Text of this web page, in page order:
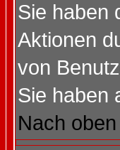
Sie haben
Aktionen
von
Sie haben
Nach oben